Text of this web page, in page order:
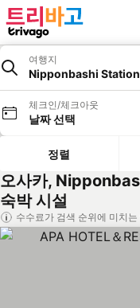
여행지
Nipponbashi
체크인/체크아웃
날짜 선택
정렬
오사카,
숙박 시설
수수료가 검색 순위에 미치는